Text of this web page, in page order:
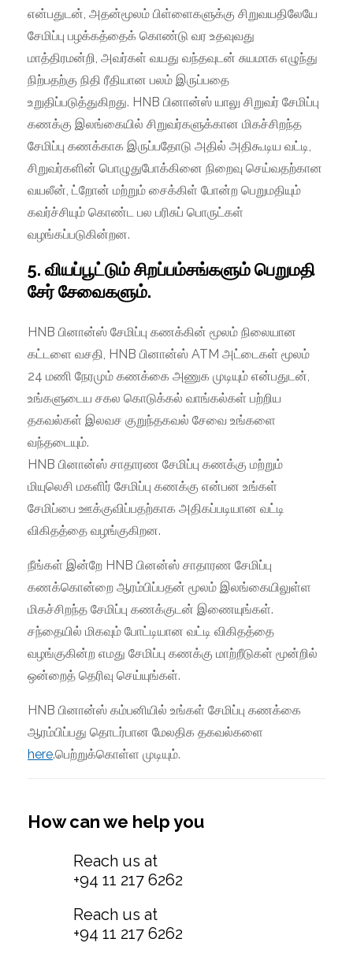
என்பதுடன், அதன்மூலம் பிள்ளைகளுக்கு சிறுவயதிலேயே
சேமிப்பு பழக்கத்தைக் கொண்டு வர உதவுவது
மாத்திரமன்றி, அவர்கள் வயது வந்தவுடன் சுயமாக எழுந்து
நிற்பதற்கு நிதி ரீதியான பலம் இருப்பதை
உறுதிப்படுத்துகிறது. HNB பினான்ஸ் யாலு சிறுவர் சேமிப்பு
கணக்கு இலங்கையில் சிறுவர்களுக்கான மிகச்சிறந்த
சேமிப்பு கணக்காக இருப்பதோடு அதில் அதிகூடிய வட்டி,
சிறுவர்களின் பொழுதுபோக்கினை நிறைவு செய்வதற்கான
வயலீன், ட்றோன் மற்றும் சைக்கிள் போன்ற பெறுமதியும்
கவர்ச்சியும் கொண்ட பல பரிசுப் பொருட்கள்
வழங்கப்படுகின்றன.
5. வியப்பூட்டும் சிறப்பம்சங்களும் பெறுமதி
சேர் சேவைகளும்.
HNB பினான்ஸ் சேமிப்பு கணக்கின் மூலம் நிலையான
கட்டளை வசதி, HNB பினான்ஸ் ATM அட்டைகள் மூலம்
24 மணி நேரமும் கணக்கை அணுக முடியும் என்பதுடன்,
உங்களுடைய சகல கொடுக்கல் வாங்கல்கள் பற்றிய
தகவல்கள் இலவச குறுந்தகவல் சேவை உங்களை
வந்தடையும்.
HNB பினான்ஸ் சாதாரண சேமிப்பு கணக்கு மற்றும்
மியுலெசி மகளிர் சேமிப்பு கணக்கு என்பன உங்கள்
சேமிப்பை ஊக்குவிப்பதற்காக அதிகப்படியான வட்டி
விகிதத்தை வழங்குகிறன.
நீங்கள் இன்றே HNB பினன்ஸ் சாதாரண சேமிப்பு
கணக்கொன்றை ஆரம்பிப்பதன் மூலம் இலங்கையிலுள்ள
மிகச்சிறந்த சேமிப்பு கணக்குடன் இணையுங்கள்.
சந்தையில் மிகவும் போட்டியான வட்டி விகிதத்தை
வழங்குகின்ற எமது சேமிப்பு கணக்கு மாற்றீடுகள் மூன்றில்
ஒன்றைத் தெரிவு செய்யுங்கள்.
HNB பினான்ஸ் கம்பனியில் உங்கள் சேமிப்பு கணக்கை
ஆரம்பிப்பது தொடர்பான மேலதிக தகவல்களை
here.பெற்றுக்கொள்ள முடியும்.
How can we help you
Reach us at
+94 11 217 6262
Reach us at
+94 11 217 6262